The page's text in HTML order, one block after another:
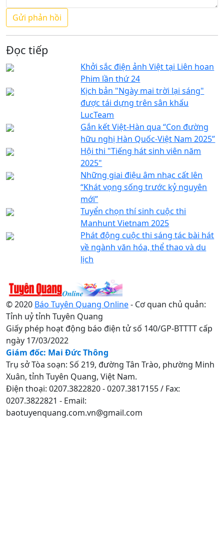
Đọc tiếp
Khởi sắc điện ảnh Việt tại Liên hoan
Phim lần thứ 24
Kịch bản "Ngày mai trời lại sáng"
được tái dựng trên sân khấu
LucTeam
Gắn kết Việt-Hàn qua “Con đường
hữu nghị Hàn Quốc-Việt Nam 2025”
Hội thi "Tiếng hát sinh viên năm
2025"
Những giai điệu âm nhạc cất lên
“Khát vọng sống trước kỷ nguyên
mới”
Tuyển chọn thí sinh cuộc thi
Manhunt Vietnam 2025
Phát động cuộc thi sáng tác bài hát
về ngành văn hóa, thể thao và du
lịch
© 2020 Báo Tuyên Quang Online- Cơ quan chủ quản:
Tỉnh uỷ tỉnh Tuyên Quang
Giấy phép hoạt động báo điện tử số 140/GP-BTTTT cấp
ngày 17/03/2022
Giám đốc: Mai Đức Thông
Trụ sở Tòa soạn: Số 219, đường Tân Trào, phường Minh
Xuân, tỉnh Tuyên Quang, Việt Nam.
Điện thoại: 0207.3822820 - 0207.3817155 / Fax:
0207.3822821 - Email:
baotuyenquang.com.vn@gmail.com